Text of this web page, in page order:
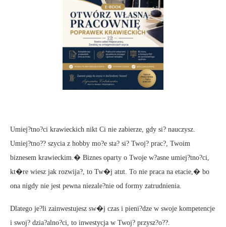
Umiej?tno?ci krawieckich nikt Ci nie zabierze, gdy si? nauczysz.
Umiej?tno?? szycia z hobby mo?e sta? si? Twoj? prac?, Twoim
biznesem krawieckim.� Biznes oparty o Twoje w?asne umiej?tno?ci,
kt�re wiesz jak rozwija?, to Tw�j atut. To nie praca na etacie,� bo
ona nigdy nie jest pewna niezale?nie od formy zatrudnienia.
Dlatego je?li zainwestujesz sw�j czas i pieni?dze w swoje kompetencje
i swoj? dzia?alno?ci, to inwestycja w Twoj? przysz?o??.